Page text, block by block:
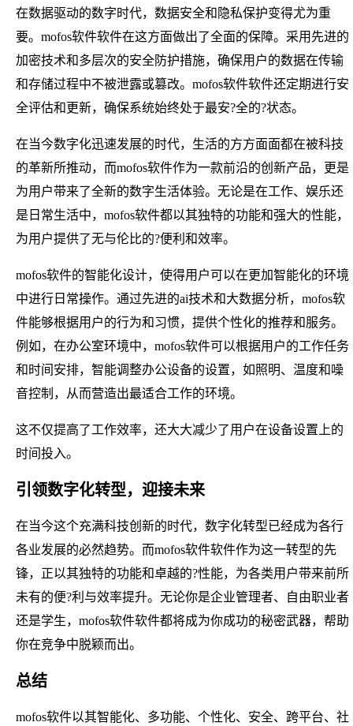
在数据驱动的数字时代，数据安全和隐私保护变得尤为重
要。mofos软件软件在这方面做出了全面的保障。采用先进的
加密技术和多层次的安全防护措施，确保用户的数据在传输
和存储过程中不被泄露或篡改。mofos软件软件还定期进行安
全评估和更新，确保系统始终处于最安?全的?状态。
在当今数字化迅速发展的时代，生活的方方面面都在被科技
的革新所推动，而mofos软件作为一款前沿的创新产品，更是
为用户带来了全新的数字生活体验。无论是在工作、娱乐还
是日常生活中，mofos软件都以其独特的功能和强大的性能，
为用户提供了无与伦比的?便利和效率。
mofos软件的智能化设计，使得用户可以在更加智能化的环境
中进行日常操作。通过先进的ai技术和大数据分析，mofos软
件能够根据用户的行为和习惯，提供个性化的推荐和服务。
例如，在办公室环境中，mofos软件可以根据用户的工作任务
和时间安排，智能调整办公设备的设置，如照明、温度和噪
音控制，从而营造出最适合工作的环境。
这不仅提高了工作效率，还大大减少了用户在设备设置上的
时间投入。
引领数字化转型，迎接未来
在当今这个充满科技创新的时代，数字化转型已经成为各行
各业发展的必然趋势。而mofos软件软件作为这一转型的先
锋，正以其独特的功能和卓越的?性能，为各类用户带来前所
未有的便?利与效率提升。无论你是企业管理者、自由职业者
还是学生，mofos软件软件都将成为你成功的秘密武器，帮助
你在竞争中脱颖而出。
总结
mofos软件以其智能化、多功能、个性化、安全、跨平台、社